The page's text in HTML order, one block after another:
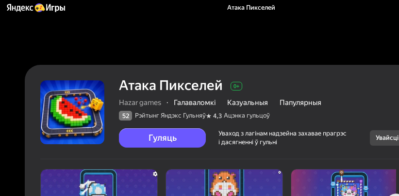
Атака Пикселей
Hazar games
Атака Пикселей 0+
Hazar games · Галаваломкі Казуальныя Папулярныя
52 Рэйтынг Яндэкс Гульняў 4,3 Ацэнка гульцоў
Гуляць
Уваход з лагінам надзейна захавае прагрэс
і дасягненні ў гульні
Увайсці